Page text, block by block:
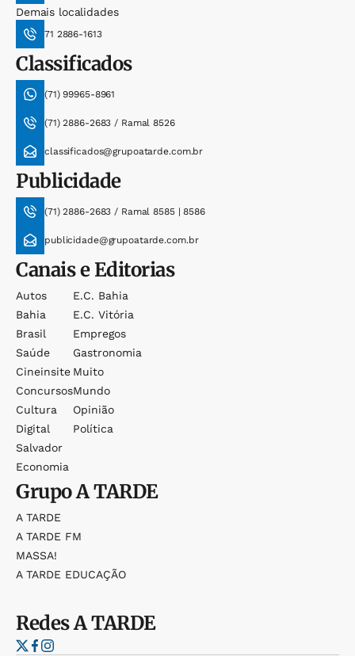
Demais localidades
71 2886-1613
Classificados
(71) 99965-8961
(71) 2886-2683 / Ramal 8526
classificados@grupoatarde.com.br
Publicidade
(71) 2886-2683 / Ramal 8585 | 8586
publicidade@grupoatarde.com.br
Canais e Editorias
Autos
Bahia
Brasil
Saúde
Cineinsite
Concursos
Cultura
Digital
Salvador
Economia
E.c. Bahia
E.c. Vitória
Empregos
Gastronomia
Muito
Mundo
Opinião
Política
GrupoA TARDE
A TARDE
A TARDE FM
MASSA!
A TARDE EDUCAÇÃO
RedesA TARDE